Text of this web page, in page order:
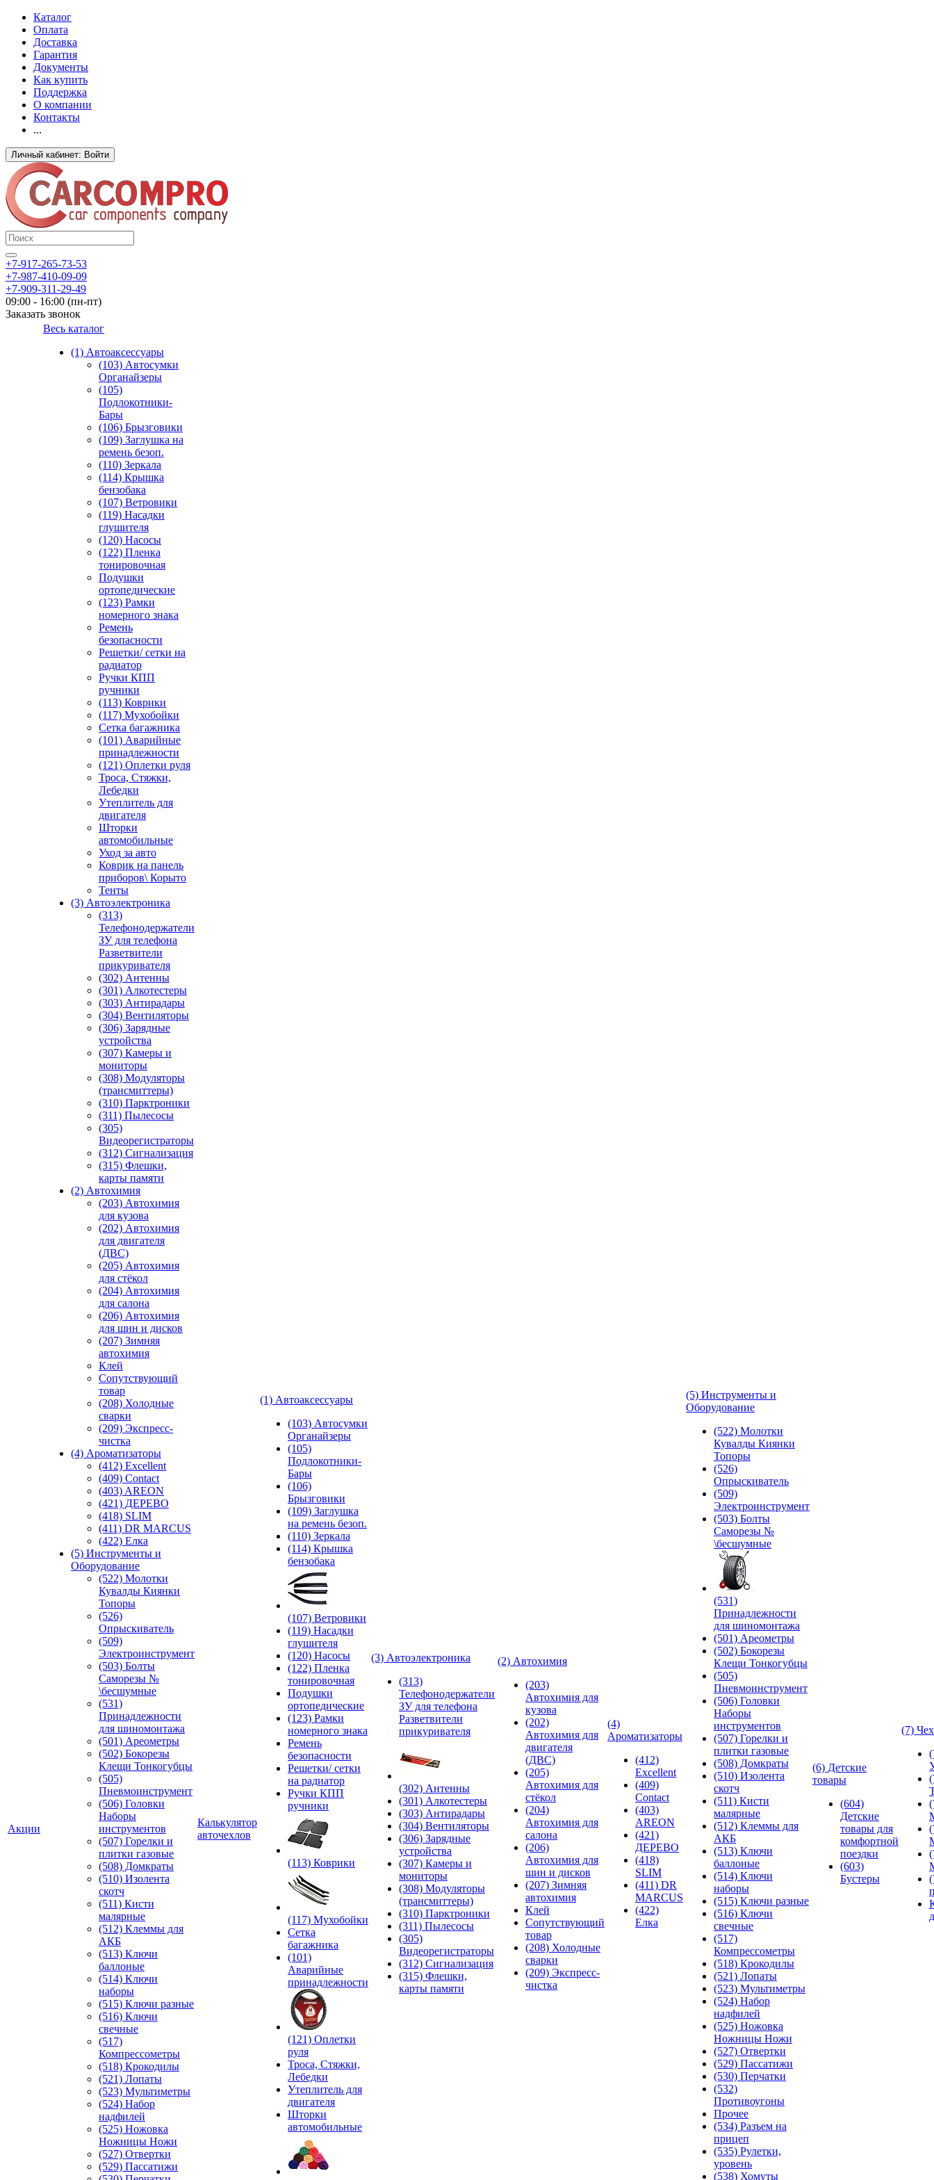
Каталог
Оплата
Доставка
Гарантия
Документы
Как купить
Поддержка
О компании
Контакты
...
Личный кабинет: Войти
+7-917-265-73-53
+7-987-410-09-09
+7-909-311-29-49
09:00 - 16:00 (пн-пт)
Заказать звонок
Акции
Весь каталог
(1) Автоаксессуары
(103) Автосумки
Органайзеры
(105)
Подлокотники-
Бары
(106) Брызговики
(109) Заглушка на
ремень безоп.
(110) Зеркала
(114) Крышка
бензобака
(107) Ветровики
(119) Насадки
глушителя
(120) Насосы
(122) Пленка
тонировочная
Подушки
ортопедические
(123) Рамки
номерного знака
Ремень
безопасности
Решетки/ сетки на
радиатор
Ручки КПП
ручники
(113) Коврики
(117) Мухобойки
Сетка багажника
(101) Аварийные
принадлежности
(121) Оплетки руля
Троса, Стяжки,
Лебедки
Утеплитель для
двигателя
Шторки
автомобильные
Уход за авто
Коврик на панель
приборов\ Корыто
Тенты
(3) Автоэлектроника
(313)
Телефонодержатели
ЗУ для телефона
Разветвители
прикуривателя
(302) Антенны
(301) Алкотестеры
(303) Антирадары
(304) Вентиляторы
(306) Зарядные
устройства
(307) Камеры и
мониторы
(308) Модуляторы
(трансмиттеры)
(310) Парктроники
(311) Пылесосы
(305)
Видеорегистраторы
(312) Сигнализация
(315) Флешки,
карты памяти
(2) Автохимия
(203) Автохимия
для кузова
(202) Автохимия
для двигателя
(ДВС)
(205) Автохимия
для стёкол
(204) Автохимия
для салона
(206) Автохимия
для шин и дисков
(207) Зимняя
автохимия
Клей
Сопутствующий
товар
(208) Холодные
сварки
(209) Экспреcс-
чистка
(4) Ароматизаторы
(412) Excellent
(409) Contact
(403) AREON
(421) ДЕРЕВО
(418) SLIM
(411) DR MARCUS
(422) Елка
(5) Инструменты и
Оборудование
(522) Молотки
Кувалды Киянки
Топоры
(526)
Опрыскиватель
(509)
Электроинструмент
(503) Болты
Саморезы №
\бесшумные
(531)
Принадлежности
для шиномонтажа
(501) Ареометры
(502) Бокорезы
Клещи Тонкогубцы
(505)
Пневмоинструмент
(506) Головки
Наборы
инструментов
(507) Горелки и
плитки газовые
(508) Домкраты
(510) Изолента
скотч
(511) Кисти
малярные
(512) Клеммы для
АКБ
(513) Ключи
баллоные
(514) Ключи
наборы
(515) Ключи разные
(516) Ключи
свечные
(517)
Компрессометры
(518) Крокодилы
(521) Лопаты
(523) Мультиметры
(524) Набор
надфилей
(525) Ножовка
Ножницы Ножи
(527) Отвертки
(529) Пассатижи
Калькулятор
авточехлов
(1) Автоаксессуары
(103) Автосумки
Органайзеры
(105)
Подлокотники-
Бары
(106)
Брызговики
(109) Заглушка
на ремень безоп.
(110) Зеркала
(114) Крышка
бензобака
(107) Ветровики
(119) Насадки
глушителя
(120) Насосы
(122) Пленка
тонировочная
Подушки
ортопедические
(123) Рамки
номерного знака
Ремень
безопасности
Решетки/ сетки
на радиатор
Ручки КПП
ручники
(113) Коврики
(117) Мухобойки
Сетка
багажника
(101)
Аварийные
принадлежности
(121) Оплетки
руля
Троса, Стяжки,
Лебедки
Утеплитель для
двигателя
Шторки
автомобильные
(3) Автоэлектроника
(313)
Телефонодержатели
ЗУ для телефона
Разветвители
прикуривателя
(302) Антенны
(301) Алкотестеры
(303) Антирадары
(304) Вентиляторы
(306) Зарядные
устройства
(307) Камеры и
мониторы
(308) Модуляторы
(трансмиттеры)
(310) Парктроники
(311) Пылесосы
(305)
Видеорегистраторы
(312) Сигнализация
(315) Флешки,
карты памяти
(2) Автохимия
(203)
Автохимия для
кузова
(202)
Автохимия для
двигателя
(ДВС)
(205)
Автохимия для
стёкол
(204)
Автохимия для
салона
(206)
Автохимия для
шин и дисков
(207) Зимняя
автохимия
Клей
Сопутствующий
товар
(208) Холодные
сварки
(209) Экспреcс-
чистка
(4)
Ароматизаторы
(412)
Excellent
(409)
Contact
(403)
AREON
(421)
ДЕРЕВО
(418)
SLIM
(411) DR
MARCUS
(422)
Елка
(5) Инструменты и
Оборудование
(522) Молотки
Кувалды Киянки
Топоры
(526)
Опрыскиватель
(509)
Электроинструмент
(503) Болты
Саморезы №
\бесшумные
(531)
Принадлежности
для шиномонтажа
(501) Ареометры
(502) Бокорезы
Клещи Тонкогубцы
(505)
Пневмоинструмент
(506) Головки
Наборы
инструментов
(507) Горелки и
плитки газовые
(508) Домкраты
(510) Изолента
скотч
(511) Кисти
малярные
(512) Клеммы для
АКБ
(513) Ключи
баллоные
(514) Ключи
наборы
(515) Ключи разные
(516) Ключи
свечные
(517)
Компрессометры
(518) Крокодилы
(521) Лопаты
(523) Мультиметры
(524) Набор
надфилей
(525) Ножовка
Ножницы Ножи
(527) Отвертки
(529) Пассатижи
(530) Перчатки
(532)
Противоугоны
Прочее
(534) Разъем на
прицеп
(535) Рулетки,
уровень
(538) Хомуты
(6) Детские
товары
(604)
Детские
товары для
комфортной
поездки
(603)
Бустеры
(7)